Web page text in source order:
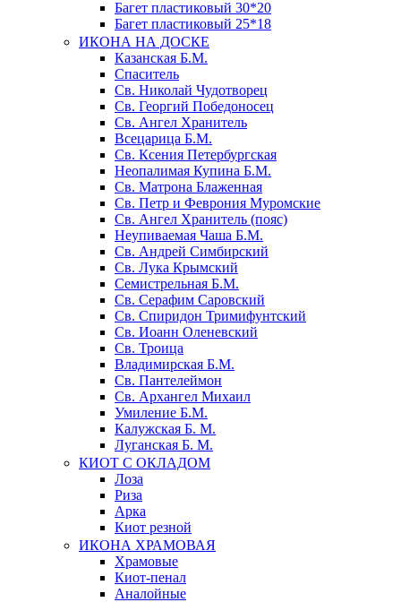
Багет пластиковый 30*20
Багет пластиковый 25*18
ИКОНА НА ДОСКЕ
Казанская Б.М.
Спаситель
Св. Николай Чудотворец
Св. Георгий Победоносец
Св. Ангел Хранитель
Всецарица Б.М.
Св. Ксения Петербургская
Неопалимая Купина Б.М.
Св. Матрона Блаженная
Св. Петр и Феврония Муромские
Св. Ангел Хранитель (пояс)
Неупиваемая Чаша Б.М.
Св. Андрей Симбирский
Св. Лука Крымский
Семистрельная Б.М.
Св. Серафим Саровский
Св. Спиридон Тримифунтский
Св. Иоанн Оленевский
Св. Троица
Владимирская Б.М.
Св. Пантелеймон
Св. Архангел Михаил
Умиление Б.М.
Калужская Б. М.
Луганская Б. М.
КИОТ С ОКЛАДОМ
Лоза
Риза
Арка
Киот резной
ИКОНА ХРАМОВАЯ
Храмовые
Киот-пенал
Аналойные